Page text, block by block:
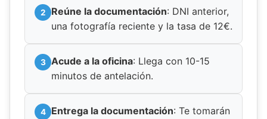
Reúne la documentación: DNI anterior,
una fotografía reciente y la tasa de 12€.
Acude a la oficina: Llega con 10-15
minutos de antelación.
Entrega la documentación: Te tomarán